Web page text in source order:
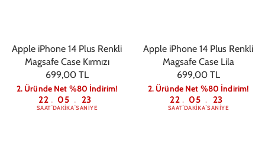
Apple iPhone 14 Plus Renkli
Magsafe Case Kırmızı
699,00 TL
2. Üründe Net %80 İndirim!
22
SAAT: 05
DAKIKA: 22
SANIYE
Apple iPhone 14 Plus Renkli
Magsafe Case Lila
699,00 TL
2. Üründe Net %80 İndirim!
22
SAAT: 05
DAKIKA: 22
SANIYE